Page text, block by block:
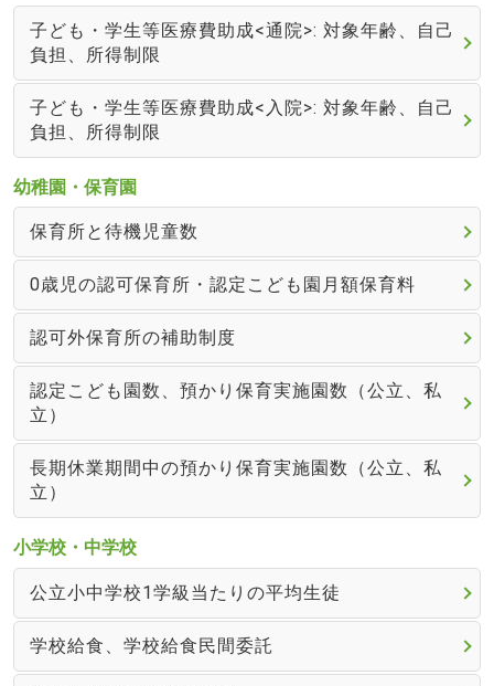
子ども・学生等医療費助成<通院>: 対象年齢、自己
負担、所得制限
子ども・学生等医療費助成<入院>: 対象年齢、自己
負担、所得制限
幼稚園・保育園
保育所と待機児童数
0歳児の認可保育所・認定こども園月額保育料
認可外保育所の補助制度
認定こども園数、預かり保育実施園数（公立、私
立）
長期休業期間中の預かり保育実施園数（公立、私
立）
小学校・中学校
公立小中学校1学級当たりの平均生徒
学校給食、学校給食民間委託